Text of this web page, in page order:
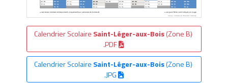
Calendrier Scolaire Saint-Léger-aux-Bois(Zone B)
.PDF
Calendrier Scolaire Saint-Léger-aux-Bois(Zone B)
.JPG